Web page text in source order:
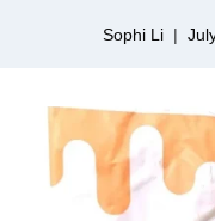
Sophi Li